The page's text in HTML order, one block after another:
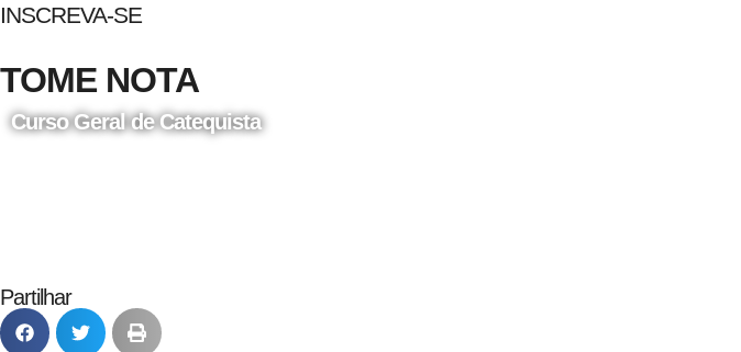
INSCREVA-SE
TOME NOTA
Curso Geral de Catequista
Partilhar